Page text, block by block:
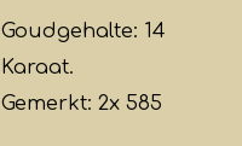
Goudgehalte: 14
Karaat.
Gemerkt: 2x 585